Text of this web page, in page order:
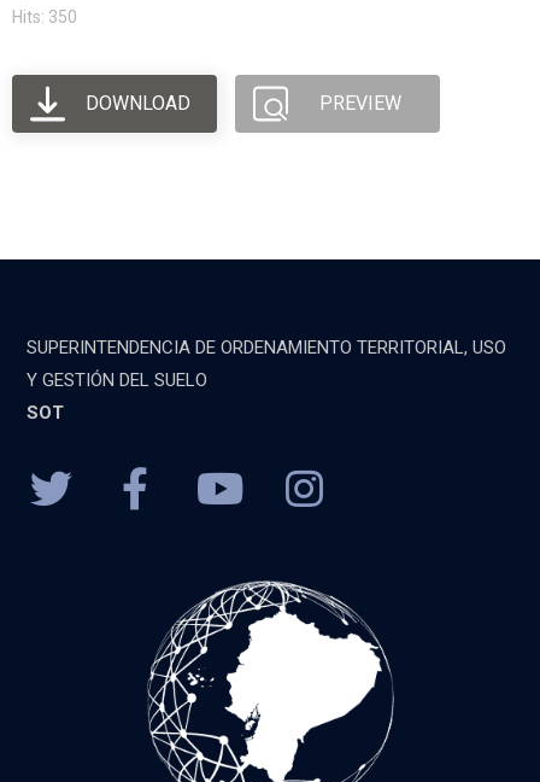
Hits: 350
DOWNLOAD PREVIEW
SUPERINTENDENCIA DE ORDENAMIENTO TERRITORIAL, USO
Y GESTIÓN DEL SUELO
SOT